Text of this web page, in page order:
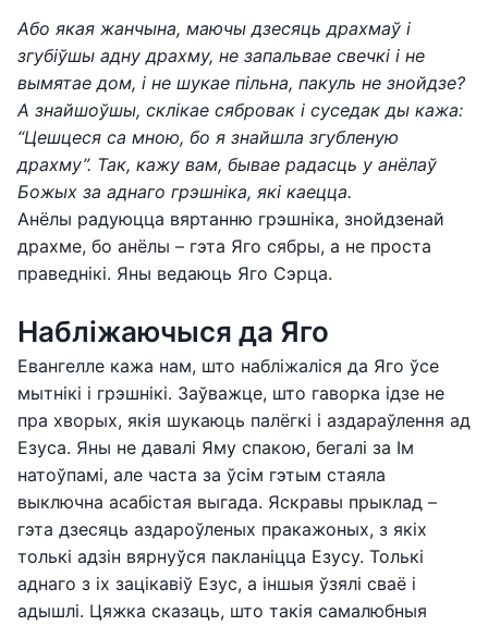
Або якая жанчына, маючы дзесяць драхмаў і
згубіўшы адну драхму, не запальвае свечкі і не
вымятае дом, і не шукае пільна, пакуль не знойдзе?
А знайшоўшы, склікае сябровак і суседак ды кажа:
“Цешцеся са мною, бо я знайшла згубленую
драхму”. Так, кажу вам, бывае радасць у анёлаў
Божых за аднаго грэшніка, які каецца.
Анёлы радуюцца вяртанню грэшніка, знойдзенай
драхме, бо анёлы – гэта Яго сябры, а не проста
праведнікі. Яны ведаюць Яго Сэрца.
Набліжаючыся да Яго
Евангелле кажа нам, што набліжаліся да Яго ўсе
мытнікі і грэшнікі. Заўважце, што гаворка ідзе не
пра хворых, якія шукаюць палёгкі і аздараўлення ад
Езуса. Яны не давалі Яму спакою, бегалі за Ім
натоўпамі, але часта за ўсім гэтым стаяла
выключна асабістая выгада. Яскравы прыклад –
гэта дзесяць аздароўленых пракажоных, з якіх
толькі адзін вярнуўся пакланіцца Езусу. Толькі
аднаго з іх зацікавіў Езус, а іншыя ўзялі сваё і
адышлі. Цяжка сказаць, што такія самалюбныя